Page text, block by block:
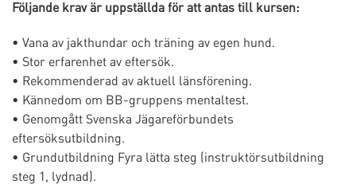
Följande krav är uppställda för att antas till kursen:
• Vana av jakthundar och träning av egen hund.
• Stor erfarenhet av eftersök.
• Rekommenderad av aktuell länsförening.
• Kännedom om BB-gruppens mentaltest.
• Genomgått Svenska Jägareförbundets
eftersöksutbildning.
• Grundutbildning Fyra lätta steg (instruktörsutbildning
steg 1, lydnad).